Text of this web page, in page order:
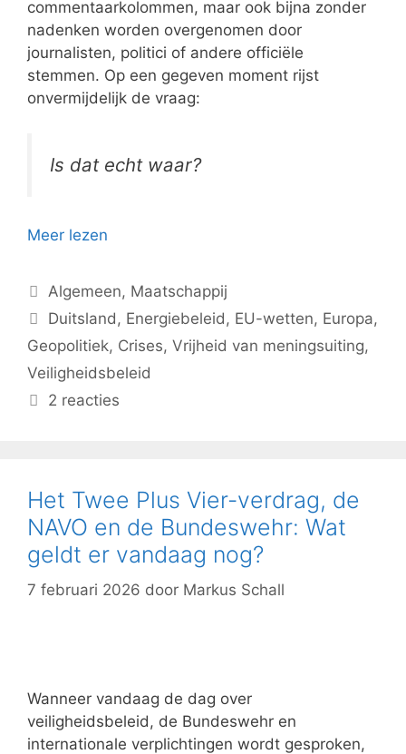
commentaarkolommen, maar ook bijna zonder
nadenken worden overgenomen door
journalisten, politici of andere officiële
stemmen. Op een gegeven moment rijst
onvermijdelijk de vraag:
Is dat echt waar?
Meer lezen
Categorieën
Algemeen, Maatschappij
Tags
Duitsland, Energiebeleid, EU-wetten, Europa,
Geopolitiek, Crises, Vrijheid van meningsuiting,
Veiligheidsbeleid
2 reacties
Het Twee Plus Vier-verdrag, de
NAVO en de Bundeswehr: Wat
geldt er vandaag nog?
7 februari 2026 door Markus Schall
Wanneer vandaag de dag over
veiligheidsbeleid, de Bundeswehr en
internationale verplichtingen wordt gesproken,